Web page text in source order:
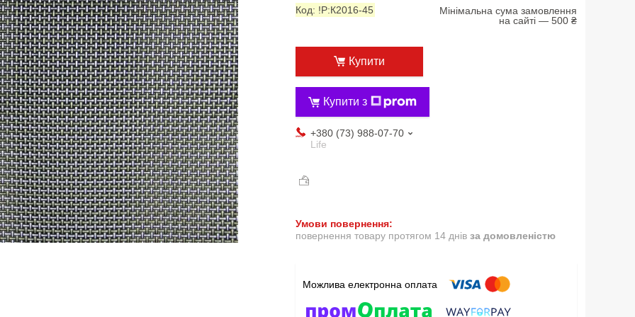
Код: !P:К2016-45
Мінімальна сума замовлення
на сайті — 500 ₴
Купити
Купити з
+380 (73) 988-07-70
Life
повернення товару протягом 14 днів за домовленістю